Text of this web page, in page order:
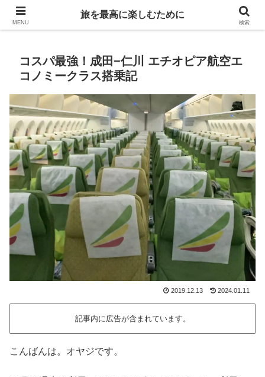
Life is travelling
コスパ最強！成田−仁川 エチオピア航空エ
コノミークラス搭乗記
2019.12.13 2024.01.11
記事内に広告が含まれています。
こんばんは。オヤジです。
MENU
旅を最高に楽しむために
検索